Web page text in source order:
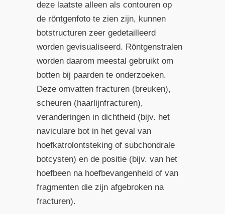
deze laatste alleen als contouren op
de röntgenfoto te zien zijn, kunnen
botstructuren zeer gedetailleerd
worden gevisualiseerd. Röntgenstralen
worden daarom meestal gebruikt om
botten bij paarden te onderzoeken.
Deze omvatten fracturen (breuken),
scheuren (haarlijnfracturen),
veranderingen in dichtheid (bijv. het
naviculare bot in het geval van
hoefkatrolontsteking of subchondrale
botcysten) en de positie (bijv. van het
hoefbeen na hoefbevangenheid of van
fragmenten die zijn afgebroken na
fracturen).